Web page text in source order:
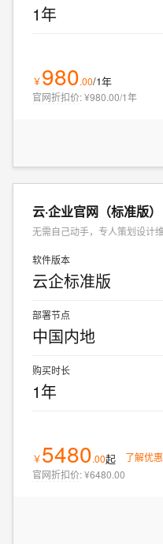
1年
￥980.00/1年
官网折扣价:¥980.00/1年
云·企业官网（标准版）
软件版本
云企标准版
部署节点
中国内地
购买时长
1年
￥5480.00起
了解优惠
官网折扣价:¥6480.00